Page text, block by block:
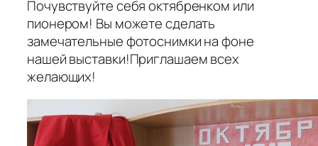
Почувствуйте себя октябренком или
пионером! Вы можете сделать
замечательные фотоснимки на фоне
нашей выставки!Приглашаем всех
желающих!